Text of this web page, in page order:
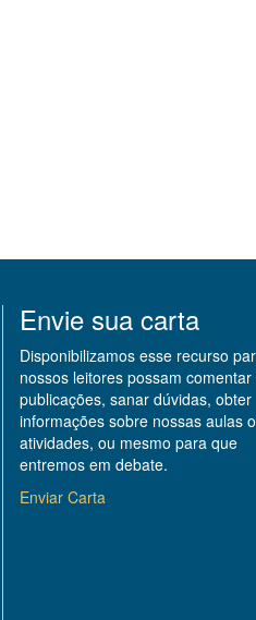
Envie sua carta
Disponibilizamos esse recurso
nossos leitores possam
publicações, sanar dúvidas, obter
informações sobre nossas aulas
atividades, ou mesmo para que
entremos em debate.
Enviar Carta